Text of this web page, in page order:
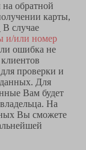
обратной
карты,
В случае
и/или номер
ошибка не
для проверки и
Для
Вам будет
На
Вы сможете